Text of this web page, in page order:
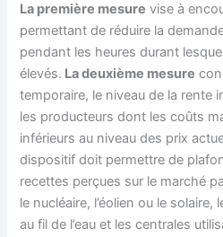
La première mesure vise à
permettant de réduire la
pendant les heures durant
élevés. La deuxième mesure
temporaire, le niveau de la rente
les producteurs dont les coûts
inférieurs au niveau des prix
dispositif doit permettre de
recettes perçues sur le marché
le nucléaire, l’éolien ou le
au fil de l’eau et les centrales